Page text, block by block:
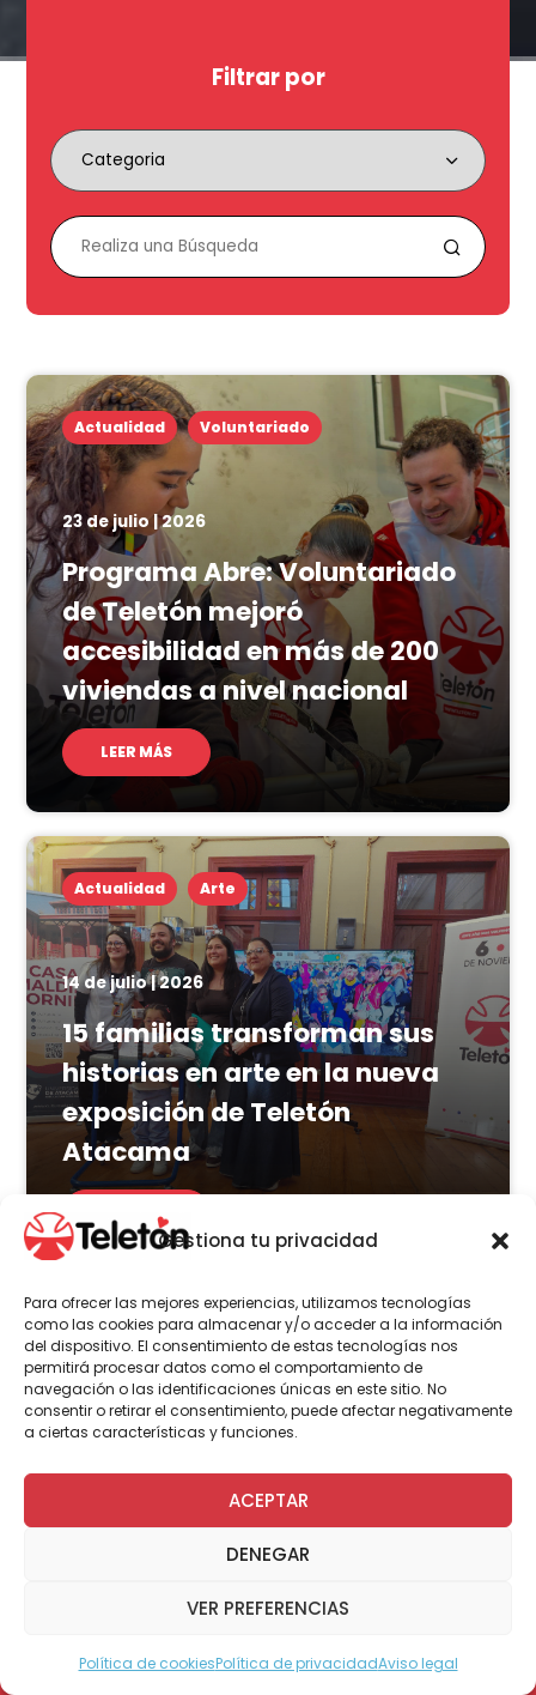
Gestiona tu privacidad
Para ofrecer las mejores experiencias, utilizamos tecnologías
como las cookies para almacenar y/o acceder a la información
del dispositivo. El consentimiento de estas tecnologías nos
permitirá procesar datos como el comportamiento de
navegación o las identificaciones únicas en este sitio. No
consentir o retirar el consentimiento, puede afectar negativamente
a ciertas características y funciones.
ACEPTAR
DENEGAR
VER PREFERENCIAS
Política de cookiesPolítica de privacidadAviso legal
Filtrar por
Actualidad Voluntariado
23 de julio | 2026
Programa Abre: Voluntariado
de Teletón mejoró
accesibilidad en más de 200
viviendas a nivel nacional
LEER MÁS
Actualidad Arte
14 de julio | 2026
15 familias transforman sus
historias en arte en la nueva
exposición de Teletón
Atacama
LEER MÁS
Actualidad
8 de julio | 2026
Centro transitorio de Teletón
en Castro: conoce el estado
acercar atenciones a más de
300 familias
Modo Accesible